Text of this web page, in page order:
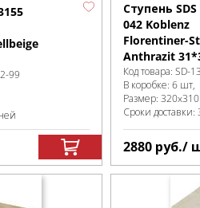
-99
Ступень SDS
042 Koblenz
Florentiner-
Anthrazit
Код товара: SD-
В коробке: 6 шт,
Размер:
Сроки доставки:
2880 руб./